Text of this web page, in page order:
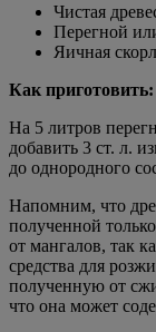
Чистая
Перегной
Яичная
Как приготовить:
На 5 литров
добавить 3 ст. л.
до однородного
Напомним, что
полученной
от мангалов, так
средства для
полученную от
что она может